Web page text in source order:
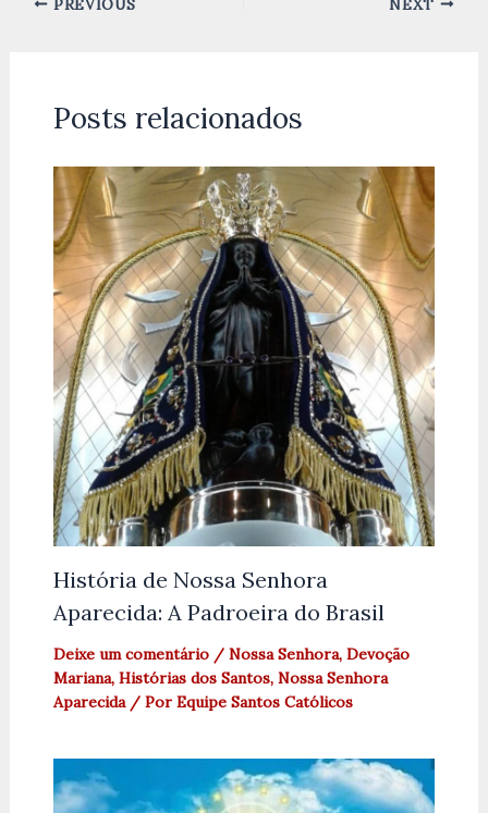
PREVIOUS NEXT
Posts relacionados
História de Nossa Senhora
Aparecida: A Padroeira do Brasil
Deixe um comentário / Nossa Senhora, Devoção
Mariana, Histórias dos Santos, Nossa Senhora
Aparecida/ Por Equipe Santos Católicos